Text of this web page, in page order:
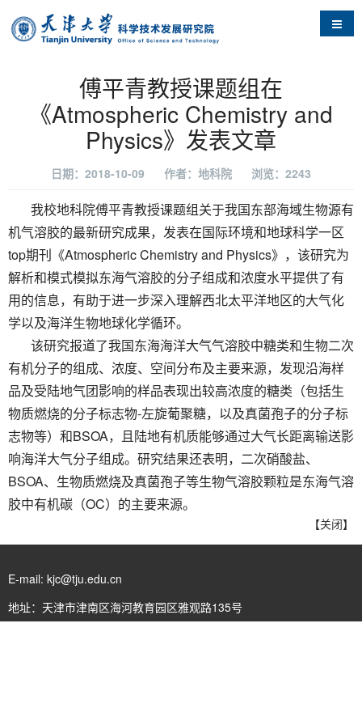
导航
傅平青教授课题组在
《Atmospheric Chemistry and
Physics》发表文章
日期：2018-10-09 作者：地科院 浏览： 2243
我校地科院傅平青教授课题组关于我国东部海域生物源有
机气溶胶的最新研究成果，发表在国际环境和地球科学一区
top期刊《Atmospheric Chemistry and Physics》，该研究为
解析和模式模拟东海气溶胶的分子组成和浓度水平提供了有
用的信息，有助于进一步深入理解西北太平洋地区的大气化
学以及海洋生物地球化学循环。
该研究报道了我国东海海洋大气气溶胶中糖类和生物二次
有机分子的组成、浓度、空间分布及主要来源，发现沿海样
品及受陆地气团影响的样品表现出较高浓度的糖类（包括生
物质燃烧的分子标志物-左旋葡聚糖，以及真菌孢子的分子标
志物等）和BSOA，且陆地有机质能够通过大气长距离输送影
响海洋大气分子组成。研究结果还表明，二次硝酸盐、
BSOA、生物质燃烧及真菌孢子等生物气溶胶颗粒是东海气溶
胶中有机碳（OC）的主要来源。
【关闭】
E-mail: kjc@tju.edu.cn
地址：天津市津南区海河教育园区雅观路135号